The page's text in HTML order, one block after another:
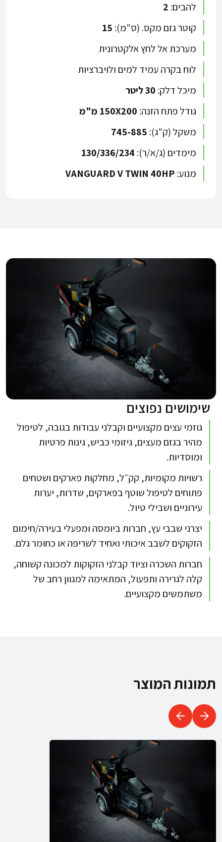
להבים: 2
קוטר גזם מקס. (ס"מ): 15
מערכת אל לחץ אלקטרונית
לוח בקרה עמיד למים ולויברציות
מיכל דלק: 30 ליטר
גודל פתח הזנה: 150X200 מ"מ
משקל (ק"ג): 745-885
מימדים (ג/א/ר): 130/336/234
מנוע: VANGUARD V TWIN 40HP
שימושים נפוצים
גוזמי עצים מקצועיים וקבלני עבודות בגובה, לטיפול
מהיר בגזם מעצים, גיזומי כביש, גינות פרטיות
ומוסדיות.​
רשויות מקומיות, קק״ל, מחלקות פארקים ושטחים
פתוחים לטיפול שוטף בפארקים, שדרות, יערות
עירוניים ושבילי טיול.​​
יצרני שבבי עץ, חברות ביומסה ומפעלי בעירה/חימום
הזקוקים לשבב איכותי ואחיד לשריפה או כחומר גלם.​
חברות השכרה וציוד קבלני הזקוקות למכונה קשוחה,
קלה לגרירה ותפעול, המתאימה למגוון רחב של
משתמשים מקצועיים.​​
תמונות המוצר